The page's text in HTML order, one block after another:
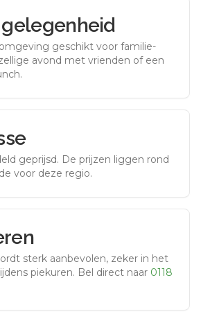
geschikt voor familie-
avond met vrienden of een
geprijsd. De prijzen liggen rond
voor deze regio.
sterk aanbevolen, zeker in het
piekuren. Bel direct naar 0118